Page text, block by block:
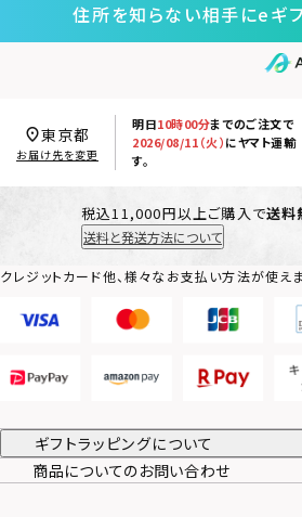
住所を知らない相手にeギ
明日10時00分までのご注文で
2026/08/11（火）にヤマト運
す。
東京都
お届け先を変更
税込11,000円以上ご購入で送料
送料と発送方法について
クレジットカード他、様々なお支払い方法が使え
ギフトラッピングについて
商品についてのお問い合わせ